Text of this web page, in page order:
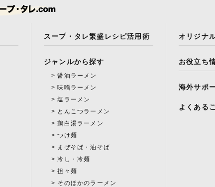
スープ・タレ繁盛レシピ活用術
ジャンルから探す
醤油ラーメン
味噌ラーメン
塩ラーメン
とんこつラーメン
鶏白湯ラーメン
つけ麺
まぜそば・油そば
冷し・冷麺
担々麺
そのほかのラーメン
オリジナ
お役立ち
海外サポ
よくある